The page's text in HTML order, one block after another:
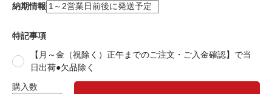
納期情報
特記事項
【月～金（祝除く）正午までのご注文・ご入金確認】で当
日出荷●欠品除く
購入数